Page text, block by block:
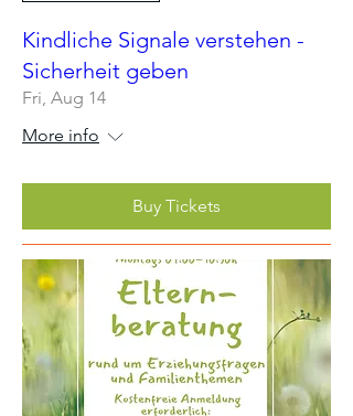
Kindliche Signale verstehen -
Sicherheit geben
Fri, Aug 14
More info
Buy Tickets